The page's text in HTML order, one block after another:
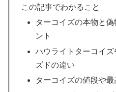
この記事でわかること
ターコイズの本物と
ント
ハウライトターコイ
ズドの違い
ターコイズの値段や